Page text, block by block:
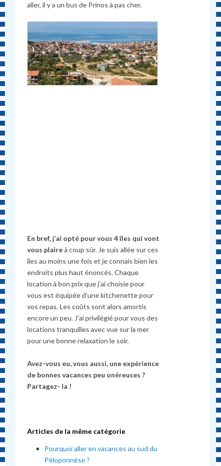
aller, il y a un bus de Prinos à pas cher.
En bref, j’ai opté pour vous 4 îles qui vont
vous plaireà coup sûr. Je suis allée sur ces
îles au moins une fois et je connais bien les
endroits plus haut énoncés. Chaque
location à bon prix que j’ai choisie pour
vous est équipée d’une kitchenette pour
vos repas. Les coûts sont alors amortis
encore un peu. J’ai privilégié pour vous des
locations tranquilles avec vue sur la mer
pour une bonne relaxation le soir.
Avez-vous eu, vous aussi, une expérience
de bonnes vacances peu onéreuses ?
Partagez- la !
Articles de la même catégorie
Pourquoi aller en vacances au sud du
Péloponnèse ?